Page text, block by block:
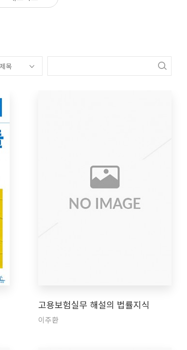
고용보험실무 해설의 법률지식
이주환